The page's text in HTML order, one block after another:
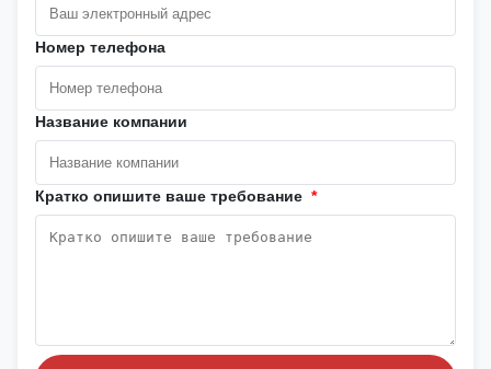
Номер телефона
Название компании
Кратко опишите ваше требование *